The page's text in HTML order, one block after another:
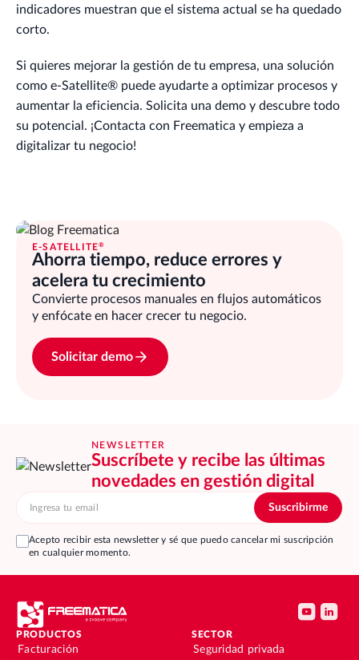
indicadores muestran que el sistema actual se ha quedado
corto.
Si quieres mejorar la gestión de tu empresa, una solución
como e-Satellite® puede ayudarte a optimizar procesos y
aumentar la eficiencia. Solicita una demo y descubre todo
su potencial. ¡Contacta con Freematica y empieza a
digitalizar tu negocio!
E-SATELLITE®
Ahorra tiempo, reduce errores y
acelera tu crecimiento
Convierte procesos manuales en flujos automáticos
y enfócate en hacer crecer tu negocio.
Solicitar demo
NEWSLETTER
Suscríbete y recibe las últimas
novedades en gestión digital
Acepto recibir esta newsletter y sé que puedo cancelar mi suscripción
en cualquier momento.
PRODUCTOS
Facturación
SECTOR
Seguridad privada